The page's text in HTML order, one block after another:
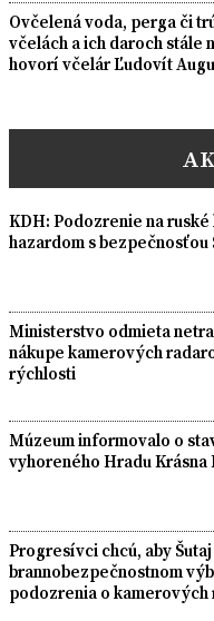
Ovčelená voda, perga či
včelách a ich daroch stále
hovorí včelár Ľudovít
KDH: Podozrenie na
hazardom s bezpečnosťou
Ministerstvo odmieta
nákupe kamerových
rýchlosti
Múzeum informovalo o
vyhoreného Hradu Krásna
Progresívci chcú, aby
brannobezpečnostnom
podozrenia o kamerových